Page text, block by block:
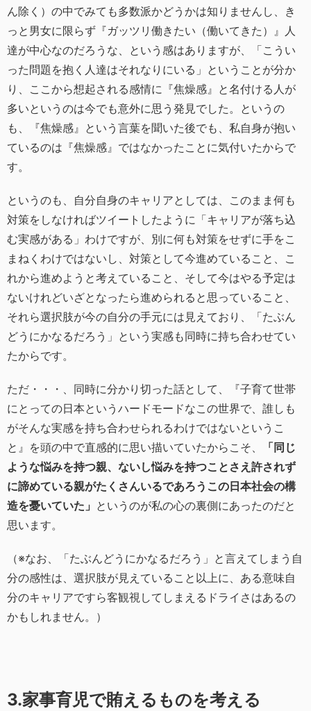
ん除く）の中でみても多数派かどうかは知りませんし、き
っと男女に限らず『ガッツリ働きたい（働いてきた）』人
達が中心なのだろうな、という感はありますが、「こうい
った問題を抱く人達はそれなりにいる」ということが分か
り、ここから想起される感情に『焦燥感』と名付ける人が
多いというのは今でも意外に思う発見でした。というの
も、『焦燥感』という言葉を聞いた後でも、私自身が抱い
ているのは『焦燥感』ではなかったことに気付いたからで
す。
というのも、自分自身のキャリアとしては、このまま何も
対策をしなければツイートしたように「キャリアが落ち込
む実感がある」わけですが、別に何も対策をせずに手をこ
まねくわけではないし、対策として今進めていること、こ
れから進めようと考えていること、そして今はやる予定は
ないけれどいざとなったら進められると思っていること、
それら選択肢が今の自分の手元には見えており、「たぶん
どうにかなるだろう」という実感も同時に持ち合わせてい
たからです。
ただ・・・、同時に分かり切った話として、『子育て世帯
にとっての日本というハードモードなこの世界で、誰しも
がそんな実感を持ち合わせられるわけではないというこ
と』を頭の中で直感的に思い描いていたからこそ、
「同じ
ような悩みを持つ親、ないし悩みを持つことさえ許されず
に諦めている親がたくさんいるであろうこの日本社会の構
造を憂いていた」 というのが私の心の裏側にあったのだと
思います。
（※なお、「たぶんどうにかなるだろう」と言えてしまう自
分の感性は、選択肢が見えていること以上に、ある意味自
分のキャリアですら客観視してしまえるドライさはあるの
かもしれません。）
3.家事育児で賄えるものを考える